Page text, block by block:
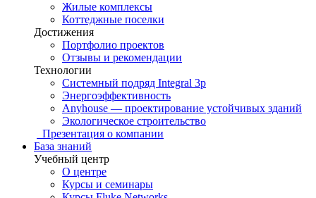
Жилые комплексы
Коттеджные поселки
Достижения
Портфолио проектов
Отзывы и рекомендации
Технологии
Системный подряд Integral 3p
Энергоэффективность
Anyhouse — проектирование устойчивых зданий
Экологическое строительство
Презентация о компании
База знаний
Учебный центр
О центре
Курсы и семинары